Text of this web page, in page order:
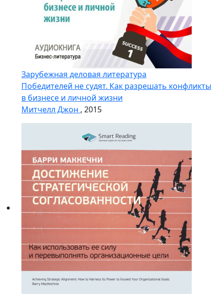
Зарубежная деловая литература
Победителей не судят. Как разрешать конфликты
в бизнесе и личной жизни
Митчелл Джон , 2015